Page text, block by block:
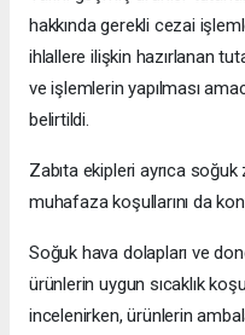
hakkında gerekli cezai
ihlallere ilişkin hazırlanan
ve işlemlerin yapılması
belirtildi.
Zabıta ekipleri ayrıca
muhafaza koşullarını da
Soğuk hava dolapları ve
ürünlerin uygun sıcaklık
incelenirken, ürünlerin